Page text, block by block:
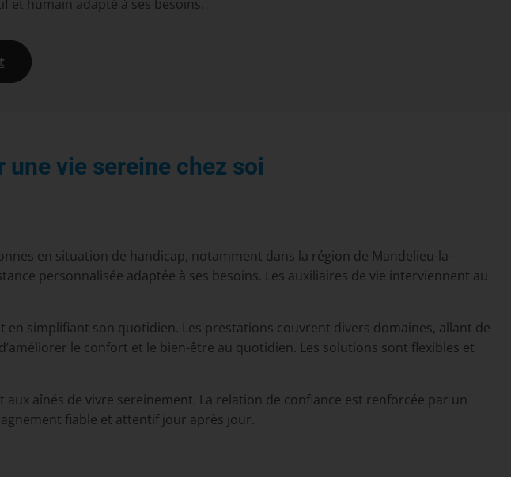
et humain adapté à ses besoins.
vie sereine chez soi
en situation de handicap, notamment dans la région de Mandelieu-la-
personnalisée adaptée à ses besoins. Les auxiliaires de vie interviennent au
simplifiant son quotidien. Les prestations couvrent divers domaines, allant de
le confort et le bien-être au quotidien. Les solutions sont flexibles et
aînés de vivre sereinement. La relation de confiance est renforcée par un
fiable et attentif jour après jour.